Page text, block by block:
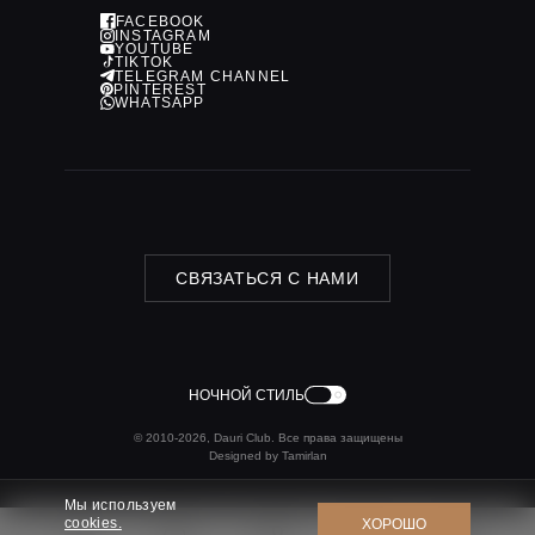
FACEBOOK
INSTAGRAM
YOUTUBE
TIKTOK
TELEGRAM CHANNEL
PINTEREST
WHATSAPP
СВЯЗАТЬСЯ С НАМИ
НОЧНОЙ СТИЛЬ
© 2010-2026, Dauri Club. Все права защищены
Designed by Tamirlan
Мы используем
cookies.
ХОРОШО